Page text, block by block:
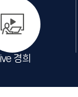
경희